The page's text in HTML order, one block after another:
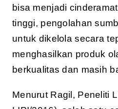
bisa menjadi
tinggi, pengolahan
untuk dikelola secara
menghasilkan produk
berkualitas dan masih
Menurut Ragil, Peneliti